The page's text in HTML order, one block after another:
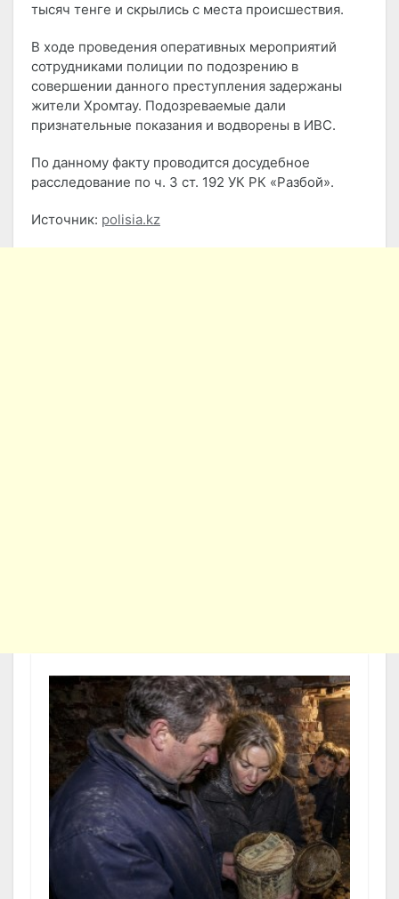
тысяч тенге и скрылись с места происшествия.
В ходе проведения оперативных мероприятий
сотрудниками полиции по подозрению в
совершении данного преступления задержаны
жители Хромтау. Подозреваемые дали
признательные показания и водворены в ИВС.
По данному факту проводится досудебное
расследование по ч. 3 ст. 192 УК РК «Разбой».
Источник: polisia.kz